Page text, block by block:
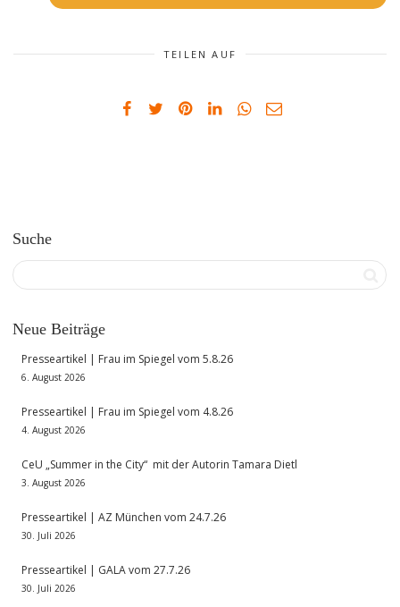
TEILEN AUF
Suche
Neue Beiträge
Presseartikel | Frau im Spiegel vom 5.8.26
6. August 2026
Presseartikel | Frau im Spiegel vom 4.8.26
4. August 2026
CeU „Summer in the City“ mit der Autorin Tamara Dietl
3. August 2026
Presseartikel | AZ München vom 24.7.26
30. Juli 2026
Presseartikel | GALA vom 27.7.26
30. Juli 2026